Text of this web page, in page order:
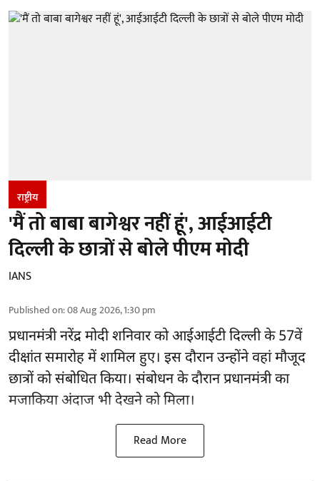
राष्ट्रीय
'मैं तो बाबा बागेश्वर नहीं हूं', आईआईटी
दिल्ली के छात्रों से बोले पीएम मोदी
IANS
Published on:08 Aug 2026, 1:30 pm
प्रधानमंत्री नरेंद्र मोदी शनिवार को आईआईटीदिल्लीके 57वें
दीक्षांत समारोह में शामिल हुए। इस दौरान उन्होंने वहां मौजूद
छात्रों को संबोधित किया। संबोधन के दौरान प्रधानमंत्री का
मजाकिया अंदाज भी देखने को मिला।
Read More